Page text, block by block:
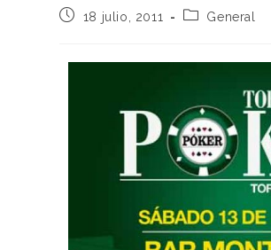
18 julio, 2011 General